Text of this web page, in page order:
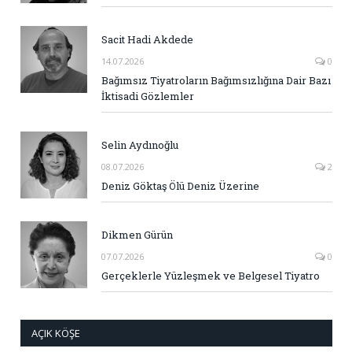
Sacit Hadi Akdede
14.07.2026 0
Bağımsız Tiyatroların Bağımsızlığına Dair Bazı
İktisadi Gözlemler
Selin Aydınoğlu
08.07.2026 2
Deniz Göktaş Ölü Deniz Üzerine
Dikmen Gürün
07.07.2026 0
Gerçeklerle Yüzleşmek ve Belgesel Tiyatro
AÇIK KÖŞE